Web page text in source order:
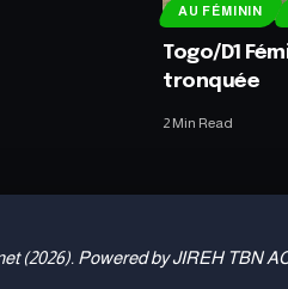
AU FÉMININ
Togo/D1
tronquée
2 Min Read
(2026). Powered by JIREH TBN